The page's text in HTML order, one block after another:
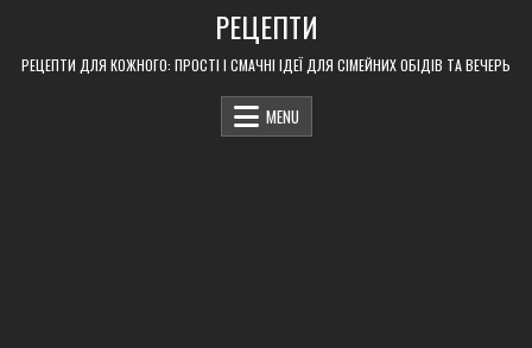
content
РЕЦЕПТИ
РЕЦЕПТИ ДЛЯ КОЖНОГО: ПРОСТІ І СМАЧНІ ІДЕЇ ДЛЯ СІМЕЙНИХ ОБІДІВ ТА ВЕЧЕРЬ
MENU